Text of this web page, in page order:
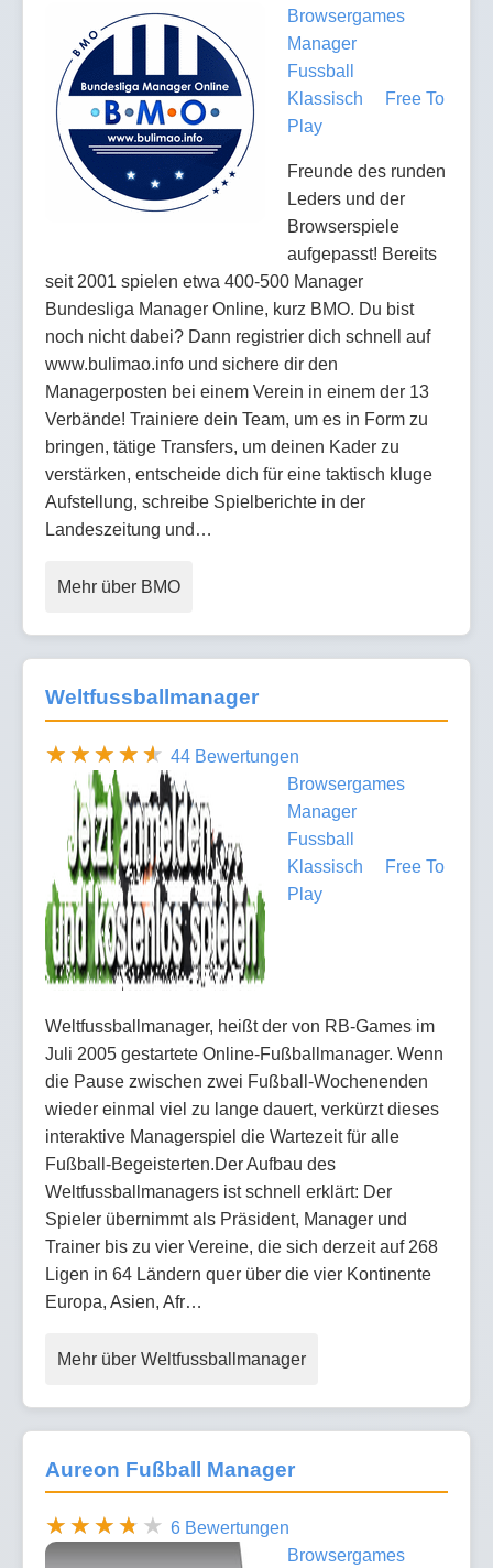
Browsergames
Manager
Fussball
Klassisch
Free To
Play
Freunde des runden
Leders und der
Browserspiele
aufgepasst! Bereits
seit 2001 spielen etwa 400-500 Manager
Bundesliga Manager Online, kurz BMO. Du bist
noch nicht dabei? Dann registrier dich schnell auf
www.bulimao.info und sichere dir den
Managerposten bei einem Verein in einem der 13
Verbände! Trainiere dein Team, um es in Form zu
bringen, tätige Transfers, um deinen Kader zu
verstärken, entscheide dich für eine taktisch kluge
Aufstellung, schreibe Spielberichte in der
Landeszeitung und…
Mehr über BMO
Weltfussballmanager
44 Bewertungen
Browsergames
Manager
Fussball
Klassisch
Free To
Play
Weltfussballmanager, heißt der von RB-Games im
Juli 2005 gestartete Online-Fußballmanager. Wenn
die Pause zwischen zwei Fußball-Wochenenden
wieder einmal viel zu lange dauert, verkürzt dieses
interaktive Managerspiel die Wartezeit für alle
Fußball-Begeisterten.Der Aufbau des
Weltfussballmanagers ist schnell erklärt: Der
Spieler übernimmt als Präsident, Manager und
Trainer bis zu vier Vereine, die sich derzeit auf 268
Ligen in 64 Ländern quer über die vier Kontinente
Europa, Asien, Afr…
Mehr über Weltfussballmanager
Aureon Fußball Manager
6 Bewertungen
Browsergames